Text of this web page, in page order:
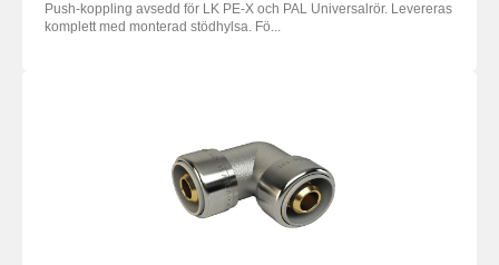
Push-koppling avsedd för LK PE-X och PAL Universalrör. Levereras
komplett med monterad stödhylsa. Fö...